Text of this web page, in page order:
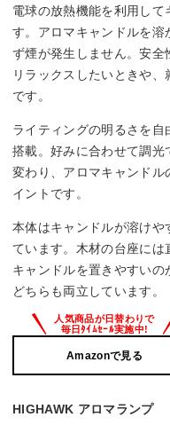
電球の放熱機能を利用し
す。アロマキャンドルを溶
ず煙が発生しません。安全
リラックスしたいときや
です。
ライティングの明るさを
搭載。好みに合わせて調光
変わり、アロマキャンドル
イントです。
本体はキャンドルが溶けや
ています。木材の台座に
キャンドルを置きやすいの
どちらも両立しています。
Amazonで見る
HIGHAWK アロマランプ